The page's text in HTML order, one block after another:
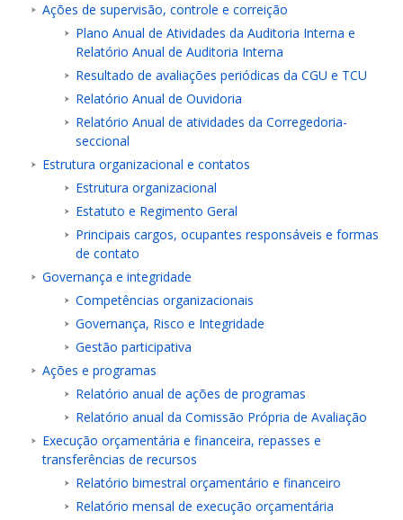
Ações de supervisão, controle e correição
Plano Anual de Atividades da Auditoria Interna e
Relatório Anual de Auditoria Interna
Resultado de avaliações periódicas da CGU e TCU
Relatório Anual de Ouvidoria
Relatório Anual de atividades da Corregedoria-
seccional
Estrutura organizacional e contatos
Estrutura organizacional
Estatuto e Regimento Geral
Principais cargos, ocupantes responsáveis e formas
de contato
Governança e integridade
Competências organizacionais
Governança, Risco e Integridade
Gestão participativa
Ações e programas
Relatório anual de ações de programas
Relatório anual da Comissão Própria de Avaliação
Execução orçamentária e financeira, repasses e
transferências de recursos
Relatório bimestral orçamentário e financeiro
Relatório mensal de execução orçamentária